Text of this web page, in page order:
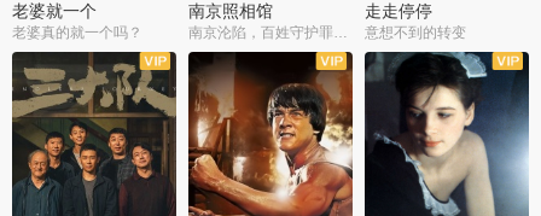
老婆就一个
老婆真的就一个吗？
南京照相馆
南京沦陷，百姓守护罪证底片
走走停停
意想不到的转变